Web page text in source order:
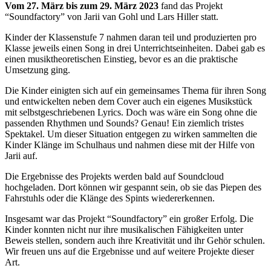
Vom 27. März bis zum 29. März 2023 fand das Projekt
“Soundfactory” von Jarii van Gohl und Lars Hiller statt.
Kinder der Klassenstufe 7 nahmen daran teil und produzierten pro
Klasse jeweils einen Song in drei Unterrichtseinheiten. Dabei gab es
einen musiktheoretischen Einstieg, bevor es an die praktische
Umsetzung ging.
Die Kinder einigten sich auf ein gemeinsames Thema für ihren Song
und entwickelten neben dem Cover auch ein eigenes Musikstück
mit selbstgeschriebenen Lyrics. Doch was wäre ein Song ohne die
passenden Rhythmen und Sounds? Genau! Ein ziemlich tristes
Spektakel. Um dieser Situation entgegen zu wirken sammelten die
Kinder Klänge im Schulhaus und nahmen diese mit der Hilfe von
Jarii auf.
Die Ergebnisse des Projekts werden bald auf Soundcloud
hochgeladen. Dort können wir gespannt sein, ob sie das Piepen des
Fahrstuhls oder die Klänge des Spints wiedererkennen.
Insgesamt war das Projekt “Soundfactory” ein großer Erfolg. Die
Kinder konnten nicht nur ihre musikalischen Fähigkeiten unter
Beweis stellen, sondern auch ihre Kreativität und ihr Gehör schulen.
Wir freuen uns auf die Ergebnisse und auf weitere Projekte dieser
Art.